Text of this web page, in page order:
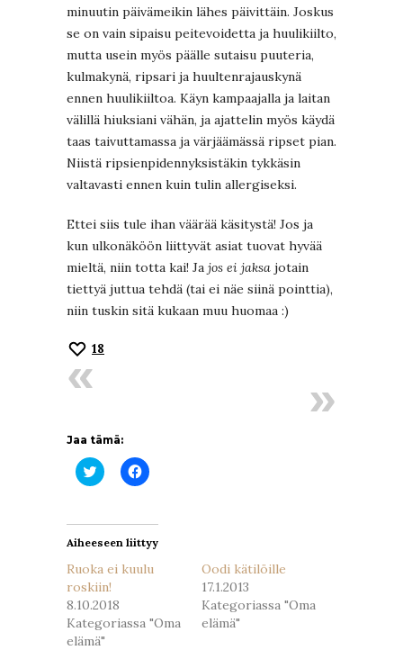
minuutin päivämeikin lähes päivittäin. Joskus
se on vain sipaisu peitevoidetta ja huulikiilto,
mutta usein myös päälle sutaisu puuteria,
kulmakynä, ripsari ja huultenrajauskynä
ennen huulikiiltoa. Käyn kampaajalla ja laitan
välillä hiuksiani vähän, ja ajattelin myös käydä
taas taivuttamassa ja värjäämässä ripset pian.
Niistä ripsienpidennyksistäkin tykkäsin
valtavasti ennen kuin tulin allergiseksi.
Ettei siis tule ihan väärää käsitystä! Jos ja
kun ulkonäköön liittyvät asiat tuovat hyvää
mieltä, niin totta kai! Ja jos ei jaksa jotain
tiettyä juttua tehdä (tai ei näe siinä pointtia),
niin tuskin sitä kukaan muu huomaa :)
18
Jaa tämä:
Jaa
Twitterissä(Avautuu
Jaa
Facebookissa(Avautuu
Aiheeseen liittyy
Ruoka ei kuulu
roskiin!
8.10.2018
Kategoriassa "Oma
elämä"
Oodi kätilöille
17.1.2013
Kategoriassa "Oma
elämä"